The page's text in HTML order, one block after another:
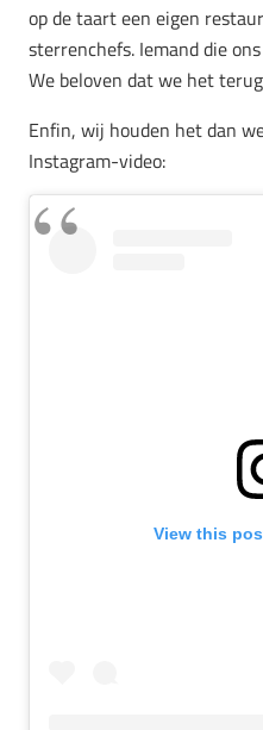
op de taart een eigen
sterrenchefs. Iemand die
We beloven dat we het
Enfin, wij houden het dan
Instagram-video:
View this